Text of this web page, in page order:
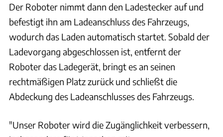
Der Roboter nimmt dann den Ladestecker auf und
befestigt ihn am Ladeanschluss des Fahrzeugs,
wodurch das Laden automatisch startet. Sobald der
Ladevorgang abgeschlossen ist, entfernt der
Roboter das Ladegerät, bringt es an seinen
rechtmäßigen Platz zurück und schließt die
Abdeckung des Ladeanschlusses des Fahrzeugs.
"Unser Roboter wird die Zugänglichkeit verbessern,